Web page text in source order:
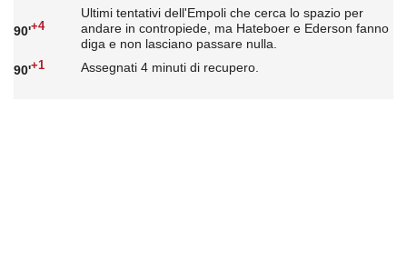
90'+4
Ultimi tentativi dell'Empoli che cerca lo spazio per
andare in contropiede, ma Hateboer e Ederson fanno
diga e non lasciano passare nulla.
90'+1 Assegnati 4 minuti di recupero.